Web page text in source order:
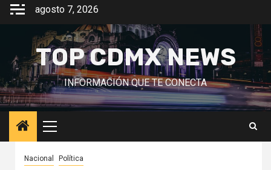
Saltar
contenido
agosto 7, 2026
TOP CDMX NEWS
INFORMACIÓN QUE TE CONECTA
Menú
principal
Nacional Política